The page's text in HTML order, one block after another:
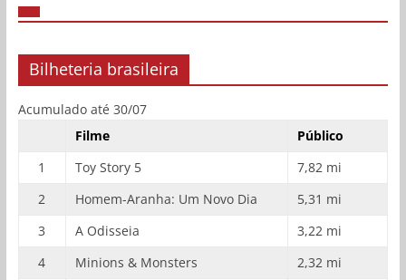
Bilheteria brasileira
Acumulado até 30/07
Filme
Público
1
Toy Story 5
7,82 mi
2
Homem-Aranha: Um Novo Dia
5,31 mi
3
A Odisseia
3,22 mi
4
Minions & Monsters
2,32 mi